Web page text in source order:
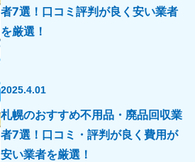
者7選！口コミ評判が良く安い業者
を厳選！
2025.4.01
札幌のおすすめ不用品・廃品回収業
者7選！口コミ・評判が良く費用が
安い業者を厳選！